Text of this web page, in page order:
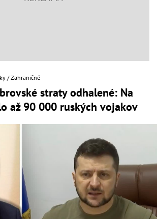
Zahraničné
straty odhalené: Na
až 90 000 ruských vojakov